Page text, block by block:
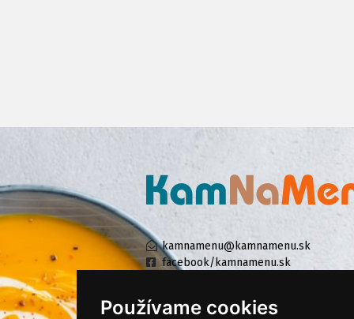
Používame cookies
kamnamenu@kamnamenu.sk
facebook/kamnamenu.sk